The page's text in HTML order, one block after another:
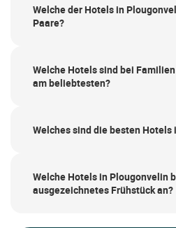
Welche der Hotels in
Paare?
Welche Hotels sind bei
am beliebtesten?
Welches sind die besten Hotels
Welche Hotels in Plougonvelin
ausgezeichnetes Frühstück an?